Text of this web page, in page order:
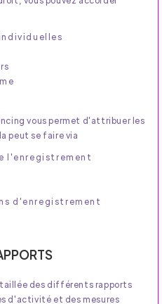
vous permet d'attribuer les
peut se faire via
l'enregistrement
d'enregistrement
des différents rapports
d'activité et des mesures